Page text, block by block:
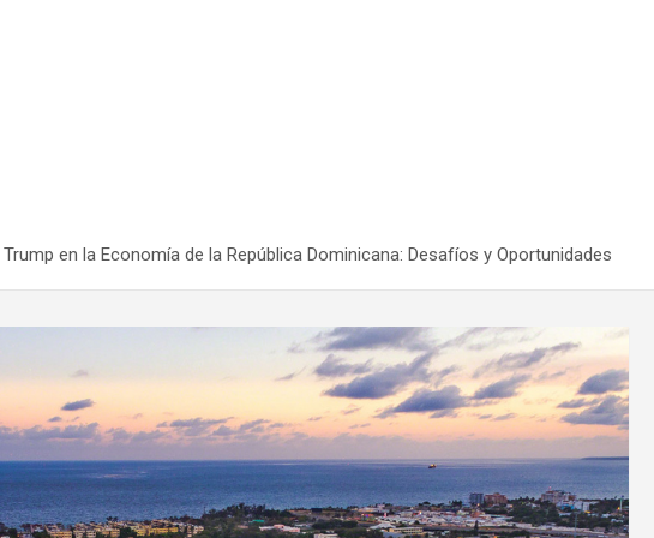
en la Economía de la República Dominicana: Desafíos y Oportunidades